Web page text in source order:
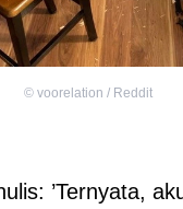
© voorelation / Reddit
’Ternyata,